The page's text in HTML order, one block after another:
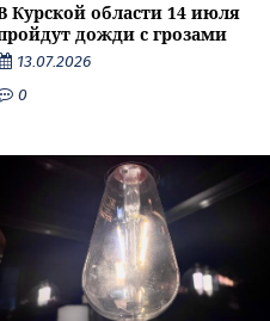
Курской области 14 июля
дожди с грозами
13.07.2026
0